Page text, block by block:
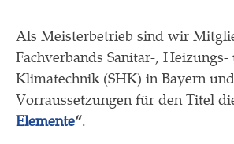
Als Meisterbetrieb sind wir
Fachverbands Sanitär-, Heizungs-
Klimatechnik (SHK) in Bayern
Vorraussetzungen für den Titel
Elemente“.